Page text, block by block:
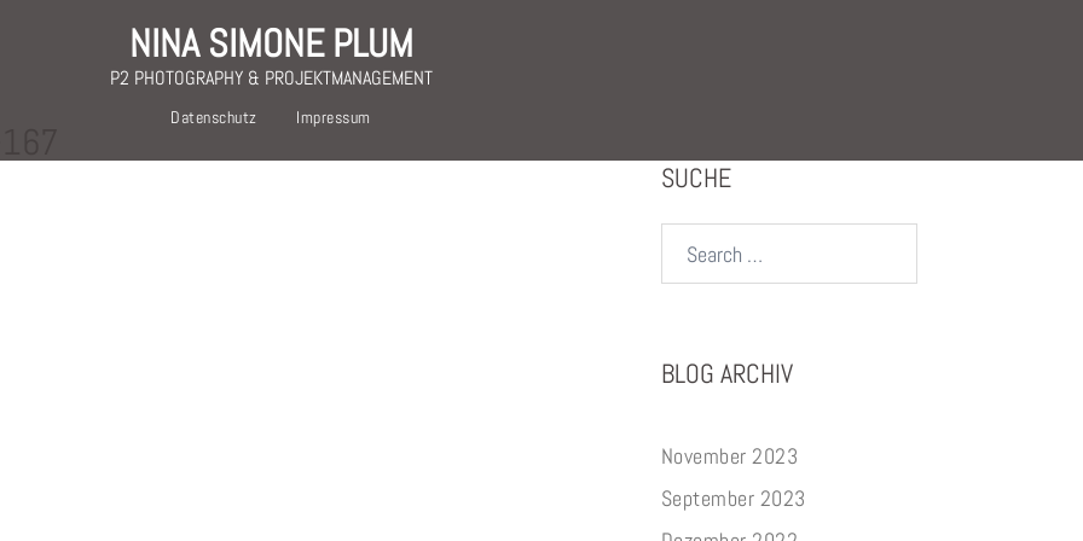
NINA SIMONE PLUM
P2 PHOTOGRAPHY & PROJEKTMANAGEMENT
Datenschutz Impressum
SUCHE
BLOG ARCHIV
November 2023
September 2023